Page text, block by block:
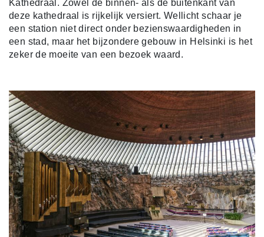
Kathedraal. Zowel de binnen- als de buitenkant van
deze kathedraal is rijkelijk versiert. Wellicht schaar je
een station niet direct onder bezienswaardigheden in
een stad, maar het bijzondere gebouw in Helsinki is het
zeker de moeite van een bezoek waard.